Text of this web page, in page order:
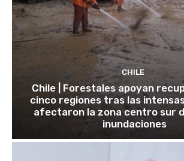
CHILE
Chile | Forestales apoyan
cinco regiones tras las
afectaron la zona centro sur
inundaciones